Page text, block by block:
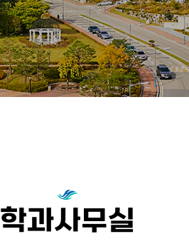
학과사무실